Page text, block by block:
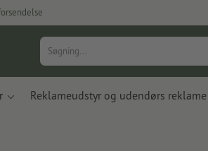
Reklameudstyr og udendørs reklame